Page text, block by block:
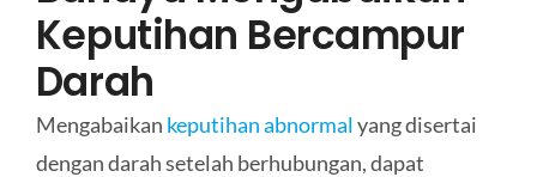
Keputihan Bercampur
Darah
Mengabaikan keputihan abnormalyang disertai
dengan darah setelah berhubungan, dapat